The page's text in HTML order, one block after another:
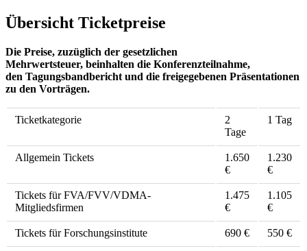
Übersicht Ticketpreise
Die Preise, zuzüglich der gesetzlichen
Mehrwertsteuer, beinhalten die Konferenzteilnahme,
den Tagungsbandbericht und die freigegebenen Präsentationen
zu den Vorträgen.
Ticketkategorie
2
Tage
1 Tag
Allgemein Tickets
1.650
€
1.230
€
Tickets für FVA/FVV/VDMA-
Mitgliedsfirmen
1.475
€
1.105
€
Tickets für Forschungsinstitute 690 € 550 €